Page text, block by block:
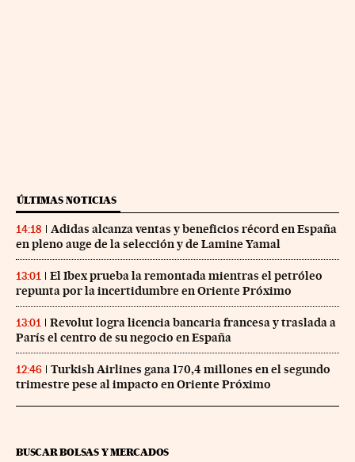
ÚLTIMAS NOTICIAS
14:18
Adidas alcanza ventas y beneficios récord en España
en pleno auge de la selección y de Lamine Yamal
13:01
El Ibex prueba la remontada mientras el petróleo
repunta por la incertidumbre en Oriente Próximo
13:01
Revolut logra licencia bancaria francesa y traslada a
París el centro de su negocio en España
12:46
Turkish Airlines gana 170,4 millones en el segundo
trimestre pese al impacto en Oriente Próximo
BUSCAR BOLSAS Y MERCADOS